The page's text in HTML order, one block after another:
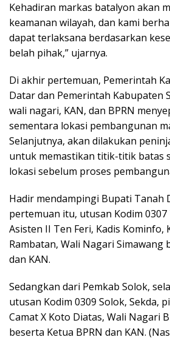
Kehadiran markas batalyon akan
keamanan wilayah, dan kami
dapat terlaksana berdasarkan
belah pihak,” ujarnya.
Di akhir pertemuan, Pemerintah
Datar dan Pemerintah Kabupaten
wali nagari, KAN, dan BPRN
sementara lokasi pembangunan
Selanjutnya, akan dilakukan
untuk memastikan titik-titik batas
lokasi sebelum proses
Hadir mendampingi Bupati Tanah
pertemuan itu, utusan Kodim
Asisten II Ten Feri, Kadis Kominfo,
Rambatan, Wali Nagari Simawang
dan KAN.
Sedangkan dari Pemkab Solok,
utusan Kodim 0309 Solok, Sekda,
Camat X Koto Diatas, Wali Nagari
beserta Ketua BPRN dan KAN.